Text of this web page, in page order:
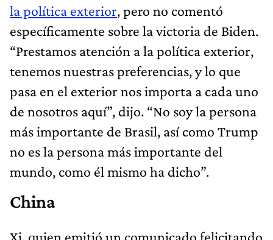
la política exterior, pero no comentó
específicamente sobre la victoria de Biden.
“Prestamos atención a la política exterior,
tenemos nuestras preferencias, y lo que
pasa en el exterior nos importa a cada uno
de nosotros aquí”, dijo. “No soy la persona
más importante de Brasil, así como Trump
no es la persona más importante del
mundo, como él mismo ha dicho”.
China